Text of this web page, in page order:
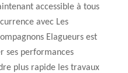
accessible à tous
avec Les
Elagueurs est
ses performances
plus rapide les travaux